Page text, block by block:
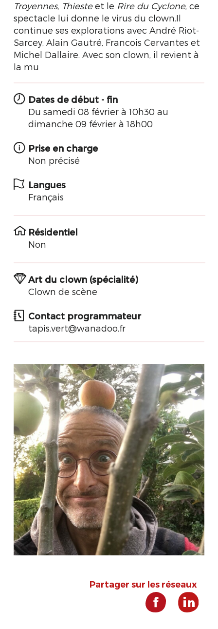
Troyennes, Thiesteet le Rire du Cyclone, ce
spectacle lui donne le virus du clown.Il
continue ses explorations avec André Riot-
Sarcey, Alain Gautré, Francois Cervantes et
Michel Dallaire. Avec son clown, il revient à
la mu
Dates de début - fin
Du samedi 08 février à 10h30 au
dimanche 09 février à 18h00
Prise en charge
Non précisé
Langues
Français
Résidentiel
Non
Art du clown (spécialité)
Clown de scène
Contact programmateur
tapis.vert@wanadoo.fr
Partager sur les réseaux